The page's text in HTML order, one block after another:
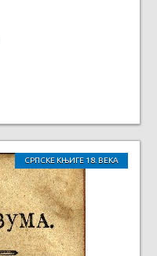
СРПСКЕ КЊИГЕ 18. ВЕКА